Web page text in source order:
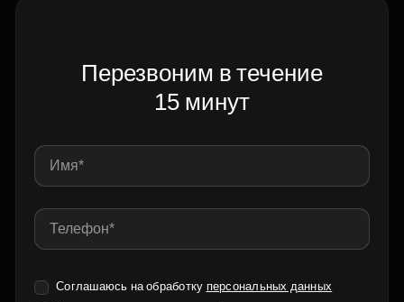
Перезвоним в течение
15 минут
Соглашаюсь на обработку персональных данных